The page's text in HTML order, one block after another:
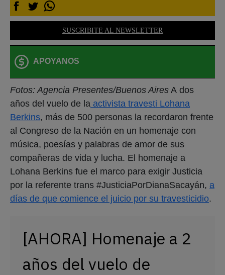
SUSCRIBITE AL NEWSLETTER
APOYANOS
Fotos: Agencia Presentes/Buenos Aires A dos
años del vuelo de la activista travesti Lohana
Berkins, más de 500 personas la recordaron frente
al Congreso de la Nación en un homenaje con
música, poesías y palabras de amor de sus
compañeras de vida y lucha. El homenaje a
Lohana Berkins fue el marco para exigir Justicia
por la referente trans #JusticiaPorDianaSacayán, a
días de que comience el juicio por su travesticidio.
[AHORA] Homenaje a 2
años del vuelo de